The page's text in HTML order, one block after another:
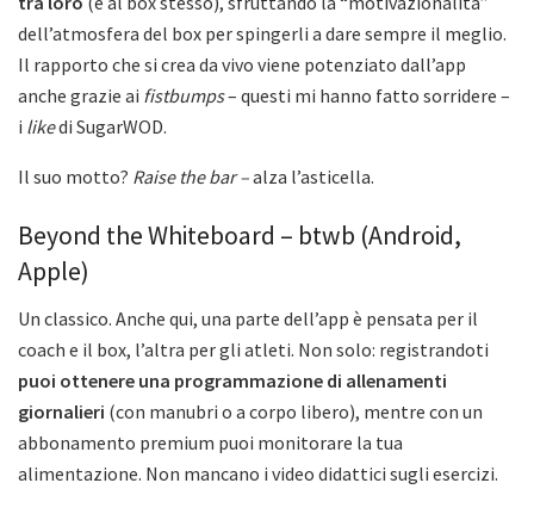
dell’atmosfera del box per spingerli a dare sempre il meglio.
Il rapporto che si crea da vivo viene potenziato dall’app
anche grazie ai fistbumps– questi mi hanno fatto sorridere –
i likedi SugarWOD.
Il suo motto? Raise the bar –alza l’asticella.
Beyond the Whiteboard – btwb (Android,
Apple)
Un classico. Anche qui, una parte dell’app è pensata per il
coach e il box, l’altra per gli atleti. Non solo: registrandoti
puoi ottenere una programmazione di allenamenti
giornalieri (con manubri o a corpo libero), mentre con un
abbonamento premium puoi monitorare la tua
alimentazione. Non mancano i video didattici sugli esercizi.